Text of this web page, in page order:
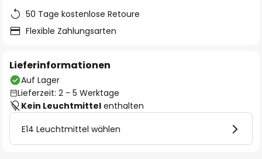
50 Tage kostenlose Retoure
Flexible Zahlungsarten
Lieferinformationen
Auf Lager
Lieferzeit: 2 - 5 Werktage
Kein Leuchtmittel enthalten
E14 Leuchtmittel wählen